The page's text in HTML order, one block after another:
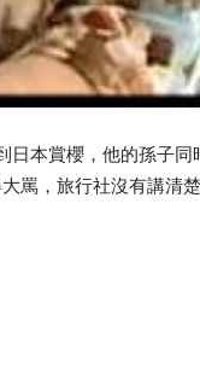
本賞櫻，他的孫子同
罵，旅行社沒有講清